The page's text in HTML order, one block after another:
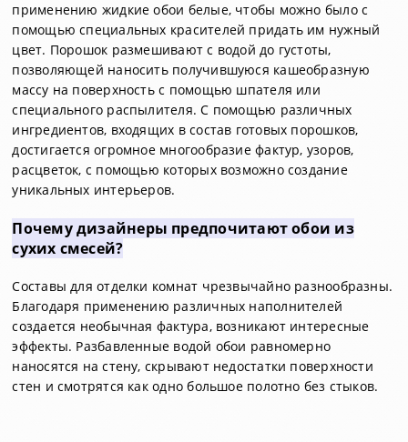
применению жидкие обои белые, чтобы можно было с
помощью специальных красителей придать им нужный
цвет. Порошок размешивают с водой до густоты,
позволяющей наносить получившуюся кашеобразную
массу на поверхность с помощью шпателя или
специального распылителя. С помощью различных
ингредиентов, входящих в состав готовых порошков,
достигается огромное многообразие фактур, узоров,
расцветок, с помощью которых возможно создание
уникальных интерьеров.
Почему дизайнеры предпочитают обои из
сухих смесей?
Составы для отделки комнат чрезвычайно разнообразны.
Благодаря применению различных наполнителей
создается необычная фактура, возникают интересные
эффекты. Разбавленные водой обои равномерно
наносятся на стену, скрывают недостатки поверхности
стен и смотрятся как одно большое полотно без стыков.